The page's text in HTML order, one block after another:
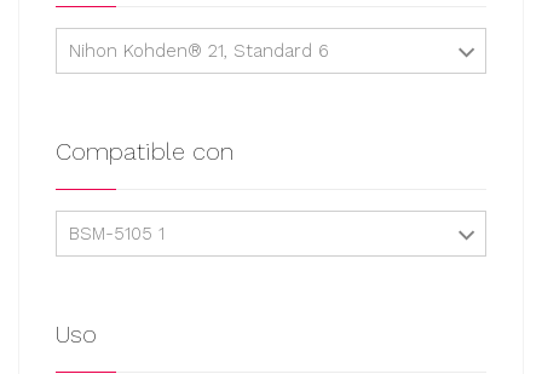
Nihon Kohden® 21, Standard 6
Compatible con
BSM-5105 1
Uso